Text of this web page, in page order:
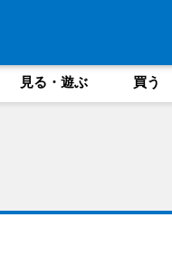
見る・遊ぶ 買う